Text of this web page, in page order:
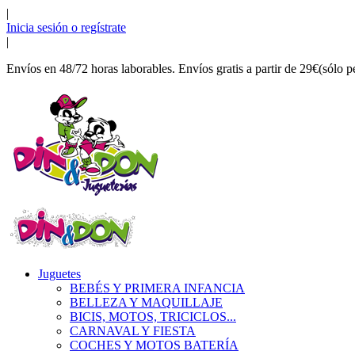
|
Inicia sesión o regístrate
|
Envíos en 48/72 horas laborables. Envíos gratis a partir de 29€(sólo
Juguetes
BEBÉS Y PRIMERA INFANCIA
BELLEZA Y MAQUILLAJE
BICIS, MOTOS, TRICICLOS...
CARNAVAL Y FIESTA
COCHES Y MOTOS BATERÍA